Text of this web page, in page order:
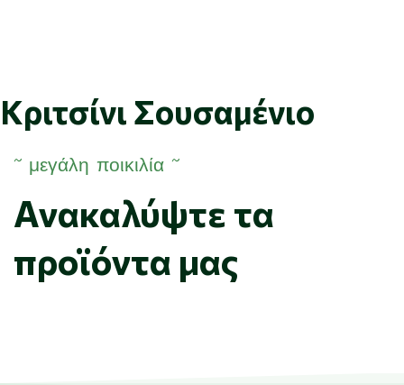
Κριτσίνι Σουσαμένιο
~ μεγάλη ποικιλία ~
Ανακαλύψτε τα
προϊόντα μας